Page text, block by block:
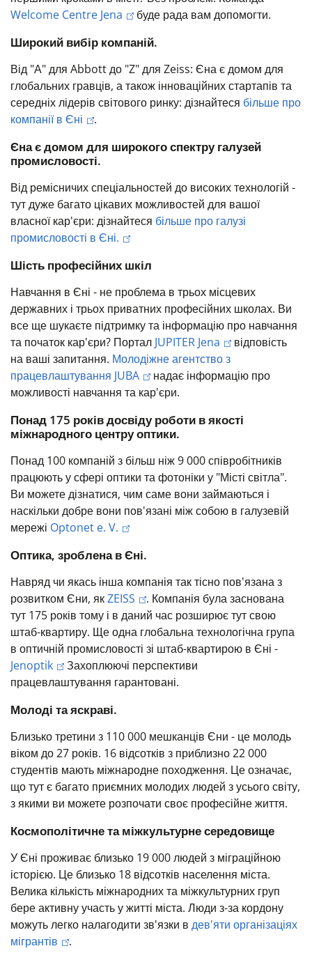
Welcome Centre Jena
буде рада вам допомогти.
Широкий вибір компаній.
Від "А" для Abbott до "Z" для Zeiss: Єна є домом для
глобальних гравців, а також інноваційних стартапів та
середніх лідерів світового ринку: дізнайтеся більше про
компанії в Єні
.
Єна є домом для широкого спектру галузей
промисловості.
Від ремісничих спеціальностей до високих технологій -
тут дуже багато цікавих можливостей для вашої
власної кар'єри: дізнайтеся більше про галузі
промисловості в Єні.
Шість професійних шкіл
Навчання в Єні - не проблема в трьох місцевих
державних і трьох приватних професійних школах. Ви
все ще шукаєте підтримку та інформацію про навчання
та початок кар'єри? Портал JUPITER Jena
відповість
на ваші запитання. Молодіжне агентство з
працевлаштування JUBA
надає інформацію про
можливості навчання та кар'єри.
Понад 175 років досвіду роботи в якості
міжнародного центру оптики.
Понад 100 компаній з більш ніж 9 000 співробітників
працюють у сфері оптики та фотоніки у "Місті світла".
Ви можете дізнатися, чим саме вони займаються і
наскільки добре вони пов'язані між собою в галузевій
мережі Optonet e. V.
Оптика, зроблена в Єні.
Навряд чи якась інша компанія так тісно пов'язана з
розвитком Єни, якZEISS
. Компанія була заснована
тут 175 років тому і в даний час розширює тут свою
штаб-квартиру. Ще одна глобальна технологічна група
в оптичній промисловості зі штаб-квартирою в Єні -
Jenoptik
Захоплюючі перспективи
працевлаштування гарантовані.
Молоді та яскраві.
Близько третини з 110 000 мешканців Єни - це молодь
віком до 27 років. 16 відсотків з приблизно 22 000
студентів мають міжнародне походження. Це означає,
що тут є багато приємних молодих людей з усього світу,
з якими ви можете розпочати своє професійне життя.
Космополітичне та міжкультурне середовище
У Єні проживає близько 19 000 людей з міграційною
історією. Це близько 18 відсотків населення міста.
Велика кількість міжнародних та міжкультурних груп
бере активну участь у житті міста. Люди з-за кордону
можуть легко налагодити зв'язки в дев'яти організаціях
мігрантів
.